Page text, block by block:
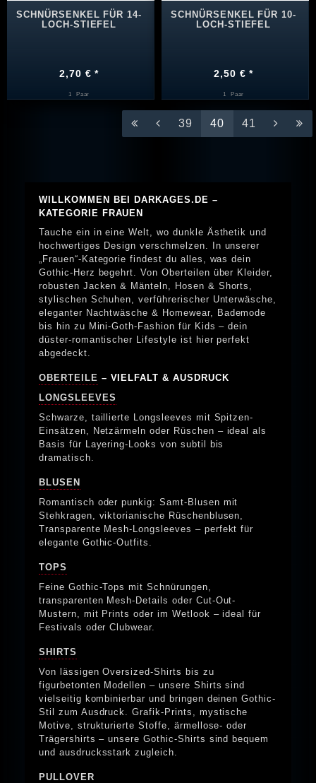
SCHNÜRSENKEL FÜR 14-
LOCH-STIEFEL
2,70 € *
1 Paar
SCHNÜRSENKEL FÜR 10-
LOCH-STIEFEL
2,50 € *
1 Paar
39 40 41
WILLKOMMEN BEI DARKAGES.DE –
KATEGORIE FRAUEN
Tauche ein in eine Welt, wo dunkle Ästhetik und
hochwertiges Design verschmelzen. In unserer
„Frauen“-Kategorie findest du alles, was dein
Gothic-Herz begehrt. Von Oberteilen über Kleider,
robusten Jacken & Mänteln, Hosen & Shorts,
stylischen Schuhen, verführerischer Unterwäsche,
eleganter Nachtwäsche & Homewear, Bademode
bis hin zu Mini-Goth-Fashion für Kids – dein
düster-romantischer Lifestyle ist hier perfekt
abgedeckt.
OBERTEILE – VIELFALT & AUSDRUCK
LONGSLEEVES
Schwarze, taillierte Longsleeves mit Spitzen-
Einsätzen, Netzärmeln oder Rüschen – ideal als
Basis für Layering-Looks von subtil bis
dramatisch.
BLUSEN
Romantisch oder punkig: Samt-Blusen mit
Stehkragen, viktorianische Rüschenblusen,
Transparente Mesh-Longsleeves – perfekt für
elegante Gothic-Outfits.
TOPS
Feine Gothic-Tops mit Schnürungen,
transparenten Mesh-Details oder Cut-Out-
Mustern, mit Prints oder im Wetlook – ideal für
Festivals oder Clubwear.
SHIRTS
Von lässigen Oversized-Shirts bis zu
figurbetonten Modellen – unsere Shirts sind
vielseitig kombinierbar und bringen deinen Gothic-
Stil zum Ausdruck. Grafik-Prints, mystische
Motive, strukturierte Stoffe, ärmellose- oder
Trägershirts – unsere Gothic-Shirts sind bequem
und ausdrucksstark zugleich.
PULLOVER